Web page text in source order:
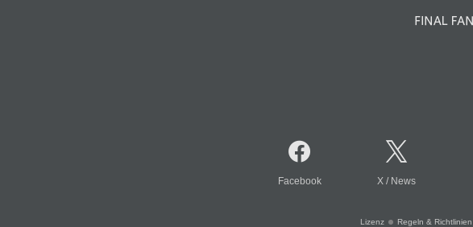
Facebook X / News
Lizenz Regeln & Richtlinien